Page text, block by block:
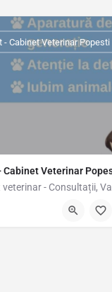
Cabinet Veterinar
Vest 24, Popești-
- Cabinet Veterinar Popesti